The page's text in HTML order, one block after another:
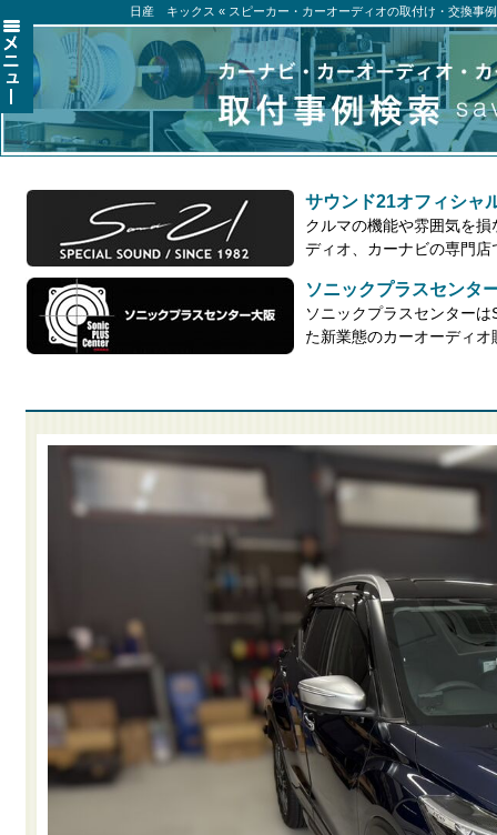
日産 キックス « スピーカー・カーオーディオの取付け・交換事
サウンド21オフィシャ
クルマの機能や雰囲気を
ディオ、カーナビの専門店
ソニックプラスセンタ
ソニックプラスセンター
た新業態のカーオーディオ